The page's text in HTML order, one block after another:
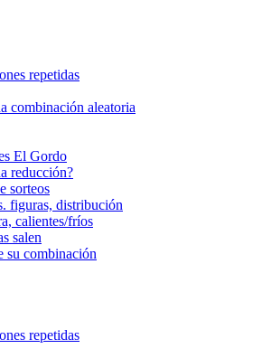
repetidas
combinación aleatoria
El Gordo
reducción?
sorteos
figuras, distribución
calientes/fríos
salen
su combinación
repetidas